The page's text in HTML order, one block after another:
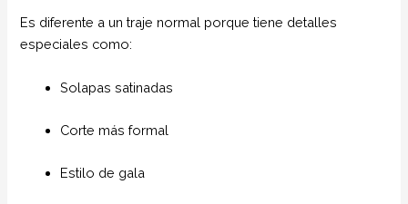
Es diferente a un traje normal porque tiene detalles
especiales como:
Solapas satinadas
Corte más formal
Estilo de gala